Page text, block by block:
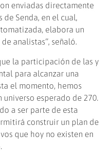
enviadas directamente
Senda, en el cual,
elabora un
analistas”, señaló.
la participación de las y
para alcanzar una
el momento, hemos
universo esperado de 270.
a ser parte de esta
construir un plan de
que hoy no existen en